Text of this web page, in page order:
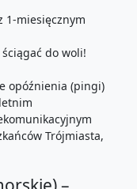
1-miesięcznym
do woli!
opóźnienia (pingi)
Trójmiasta,